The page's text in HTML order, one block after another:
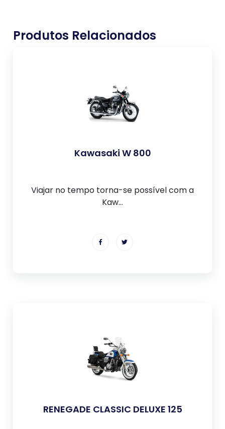
Produtos Relacionados
Kawasaki W 800
Viajar no tempo torna-se possível com a
Kaw...
RENEGADE CLASSIC DELUXE 125